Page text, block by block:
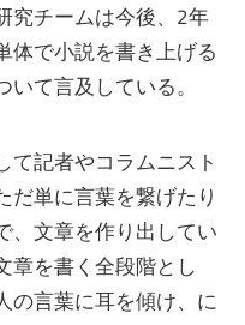
究チームは今後、2年
体で小説を書き上げる
て言及している。
記者やコラムニスト
だ単に言葉を繋げたり
、文章を作り出してい
章を書く全段階とし
の言葉に耳を傾け、に